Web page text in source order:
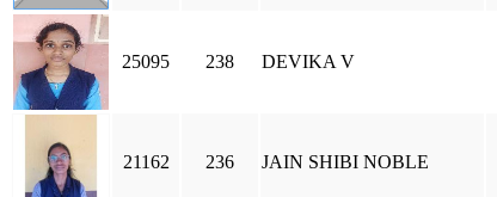
25095 238 DEVIKA V
21162 236 JAIN SHIBI NOBLE